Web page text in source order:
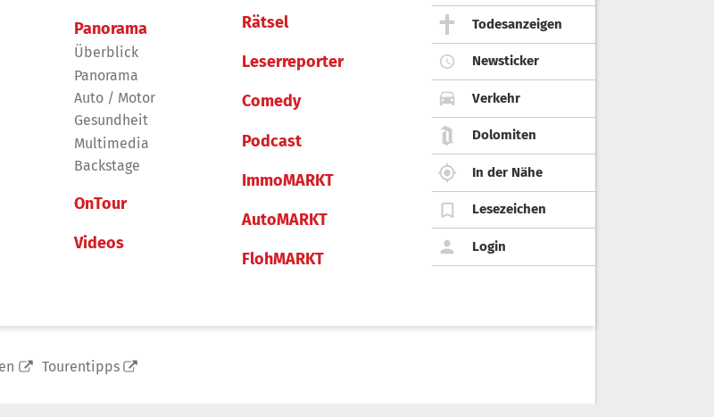
Panorama
Überblick
Panorama
Auto / Motor
Gesundheit
Multimedia
Backstage
OnTour
Videos
Rätsel
Leserreporter
Comedy
Podcast
ImmoMARKT
AutoMARKT
FlohMARKT
Todesanzeigen
Newsticker
Verkehr
Dolomiten
In der Nähe
Lesezeichen
Login
Tourentipps